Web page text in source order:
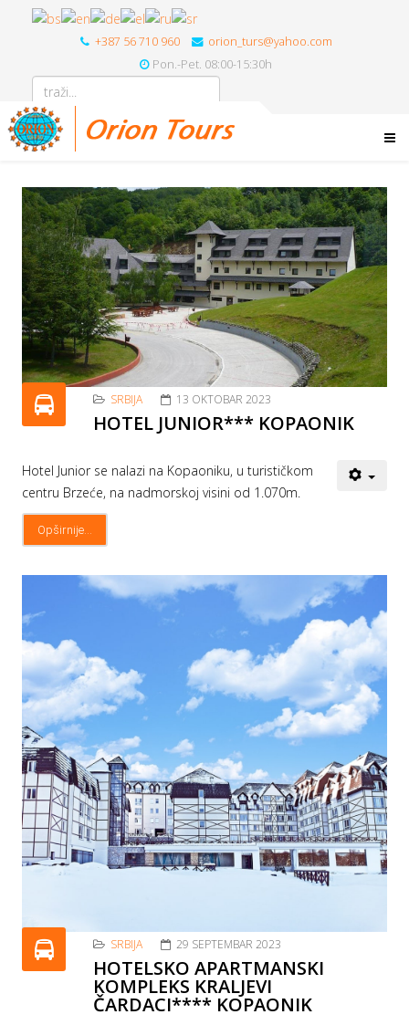
+387 56 710 960
orion_turs@yahoo.com
Pon.-Pet. 08:00-15:30h
SRBIJA 13 OKTOBAR 2023
HOTEL JUNIOR*** KOPAONIK
Hotel Junior se nalazi na Kopaoniku, u turističkom
centru Brzeće, na nadmorskoj visini od 1.070m.
Opširnije...
SRBIJA 29 SEPTEMBAR 2023
HOTELSKO APARTMANSKI
KOMPLEKS KRALJEVI
ČARDACI**** KOPAONIK